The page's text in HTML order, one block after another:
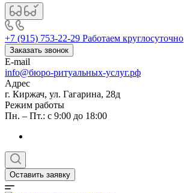
+7 (915) 753-22-29 Работаем круглосуточно
Заказать звонок
E-mail
info@бюро-ритуальных-услуг.рф
Адрес
г. Киржач, ул. Гагарина, 28д
Режим работы
Пн. – Пт.: с 9:00 до 18:00
Оставить заявку